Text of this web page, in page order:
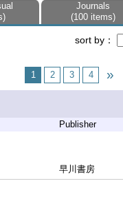
Journals
100 items
sort by
1 2 3 4
Publisher
早川書房